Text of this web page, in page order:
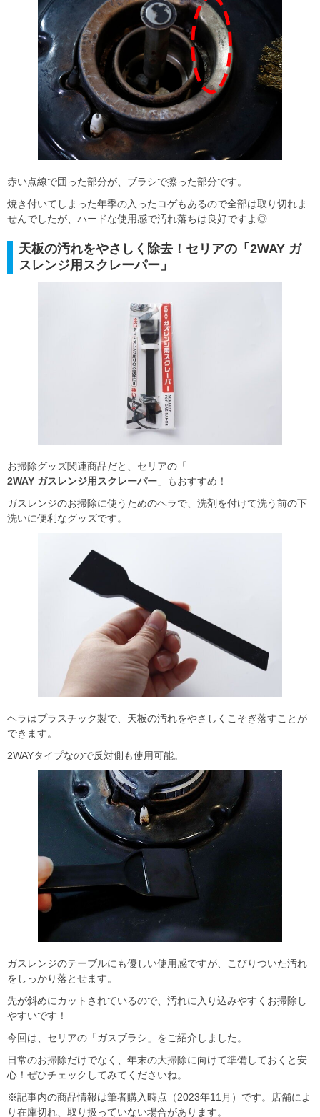
赤い点線で囲った部分が、ブラシで擦った部分です。
焼き付いてしまった年季の入ったコゲもあるので全部は取り切れま
せんでしたが、ハードな使用感で汚れ落ちは良好ですよ◎
天板の汚れをやさしく除去！セリアの「2WAY ガ
スレンジ用スクレーパー」
お掃除グッズ関連商品だと、セリアの「
2WAY ガスレンジ用スクレーパー 」もおすすめ！
ガスレンジのお掃除に使うためのヘラで、洗剤を付けて洗う前の下
洗いに便利なグッズです。
ヘラはプラスチック製で、天板の汚れをやさしくこそぎ落すことが
できます。
2WAYタイプなので反対側も使用可能。
ガスレンジのテーブルにも優しい使用感ですが、こびりついた汚れ
をしっかり落とせます。
先が斜めにカットされているので、汚れに入り込みやすくお掃除し
やすいです！
今回は、セリアの「ガスブラシ」をご紹介しました。
日常のお掃除だけでなく、年末の大掃除に向けて準備しておくと安
心！ぜひチェックしてみてくださいね。
※記事内の商品情報は筆者購入時点（2023年11月）です。店舗によ
り在庫切れ、取り扱っていない場合があります。